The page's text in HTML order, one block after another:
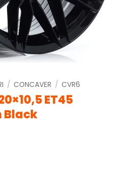
/ CONCAVER / CVR6
ET45
Black